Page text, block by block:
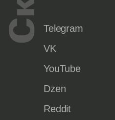
Telegram
VK
YouTube
Dzen
Reddit